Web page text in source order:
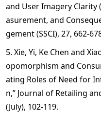
and User Imagery Clarity
asurement, and
gement (SSCI), 27, 662-
5. Xie, Yi, Ke Chen and
opomorphism and
ating Roles of Need for
n,” Journal of Retailing
(July), 102-119.